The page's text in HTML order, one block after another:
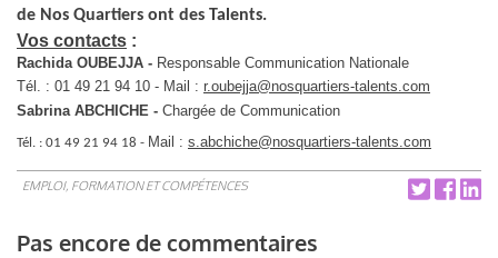
de Nos Quartiers ont des Talents.
Vos contacts :
Rachida OUBEJJA - Responsable Communication Nationale
Tél. : 01 49 21 94 10 - Mail : r.oubejja@nosquartiers-talents.com
Sabrina ABCHICHE - Chargée de Communication
Tél. : 01 49 21 94 18 - Mail : s.abchiche@nosquartiers-talents.com
EMPLOI, FORMATION ET COMPÉTENCES
Pas encore de commentaires